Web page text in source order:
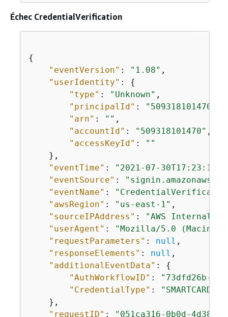
Échec CredentialVerification
{
"eventVersion" : "1.08" ,
"userIdentity" : {
"type" : "Unknown" ,
"principalId" : "509318101470"
"arn" : "" ,
"accountId" : "509318101470" ,
"accessKeyId" :
""
    },
"eventTime" : "2021-07-30T17:23:13Z"
"eventSource" :
"eventName" :
"awsRegion" : "us-east-1" ,
"sourceIPAddress" : "AWS Internal"
"userAgent" :
"Mozilla/5.0
"requestParameters" : null ,
"responseElements" : null ,
"additionalEventData" : {
"AuthWorkflowID" :
"73dfd26b-
"CredentialType" :
"SMARTCARD"
    },
"requestID" :
"051ca316-0b0d-4d38-